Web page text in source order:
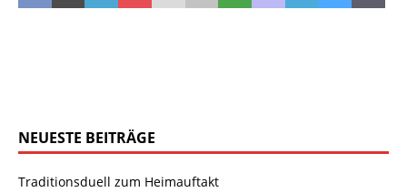
NEUESTE BEITRÄGE
Traditionsduell zum Heimauftakt